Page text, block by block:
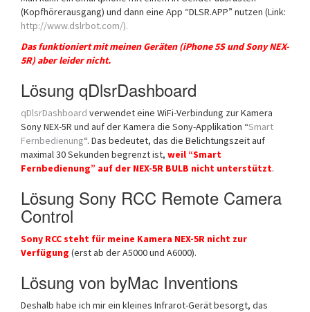
(Kopfhörerausgang) und dann eine App “DLSR.APP” nutzen (Link:
http://www.dslrbot.com/).
Das funktioniert mit meinen Geräten (iPhone 5S und Sony NEX-
5R) aber leider nicht.
Lösung qDlsrDashboard
qDlsrDashboard verwendet eine WiFi-Verbindung zur Kamera
Sony NEX-5R und auf der Kamera die Sony-Applikation “Smart
Fernbedienung“. Das bedeutet, das die Belichtungszeit auf
maximal 30 Sekunden begrenzt ist, weil “Smart
Fernbedienung” auf der NEX-5R BULB nicht unterstützt.
Lösung Sony RCC Remote Camera
Control
Sony RCC steht für meine Kamera NEX-5R nicht zur
Verfügung (erst ab der A5000 und A6000).
Lösung von byMac Inventions
Deshalb habe ich mir ein kleines Infrarot-Gerät besorgt, das